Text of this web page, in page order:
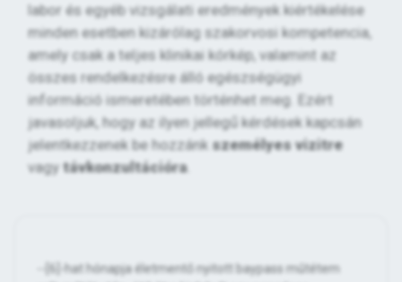
labor és egyéb vizsgálati eredmények kiértékelése
minden esetben kizárólag szakorvosi kompetencia,
amely csak a teljes klinikai kórkép, valamint az
összes rendelkezésre álló egészségügyi
információ ismeretében történhet meg. Ezért
javasoljuk, hogy az ilyen jellegű kérdések kapcsán
jelentkezzenek be hozzánk személyes vizitre
vagy távkonzultációra.
--[6]-hat hónapja életmentő nyitott baypass műtétem